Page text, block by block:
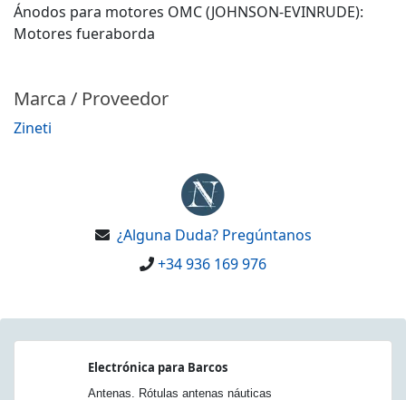
Ánodos para motores OMC (JOHNSON-EVINRUDE):
Motores fueraborda
Marca / Proveedor
Zineti
¿Alguna Duda? Pregúntanos
+34 936 169 976
Electrónica para Barcos
Antenas. Rótulas antenas náuticas